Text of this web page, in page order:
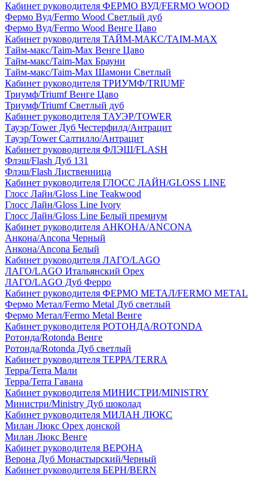
Кабинет руководителя ФЕРМО ВУД/FERMO WOOD
Фермо Вуд/Fermo Wood Светлый дуб
Фермо Вуд/Fermo Wood Венге Цаво
Кабинет руководителя ТАЙМ-МАКС/TAIM-MAX
Тайм-макс/Taim-Max Венге Цаво
Тайм-макс/Taim-Max Брауни
Тайм-макс/Taim-Max Шамони Светлый
Кабинет руководителя ТРИУМФ/TRIUMF
Триумф/Triumf Венге Цаво
Триумф/Triumf Светлый дуб
Кабинет руководителя ТАУЭР/TOWER
Тауэр/Tower Дуб Честерфилд/Антрацит
Тауэр/Tower Салтилло/Антрацит
Кабинет руководителя ФЛЭШ/FLASH
Флэш/Flash Дуб 131
Флэш/Flash Лиственница
Кабинет руководителя ГЛОСС ЛАЙН/GLOSS LINE
Глосс Лайн/Gloss Line Teakwood
Глосс Лайн/Gloss Line Ivory
Глосс Лайн/Gloss Line Белый премиум
Кабинет руководителя АНКОНА/ANCONA
Анкона/Ancona Черный
Анкона/Ancona Белый
Кабинет руководителя ЛАГО/LAGO
ЛАГО/LAGO Итальянский Орех
ЛАГО/LAGO Дуб Ферро
Кабинет руководителя ФЕРМО МЕТАЛ/FERMO METAL
Фермо Метал/Fermo Metal Дуб светлый
Фермо Метал/Fermo Metal Венге
Кабинет руководителя РОТОНДА/ROTONDA
Ротонда/Rotonda Венге
Ротонда/Rotonda Дуб светлый
Кабинет руководителя ТЕРРА/TERRA
Терра/Terra Мали
Терра/Terra Гавана
Кабинет руководителя МИНИСТРИ/MINISTRY
Министри/Ministry Дуб шоколад
Кабинет руководителя МИЛАН ЛЮКС
Милан Люкс Орех донской
Милан Люкс Венге
Кабинет руководителя ВЕРОНА
Верона Дуб Монастырский/Черный
Кабинет руководителя БЕРН/BERN